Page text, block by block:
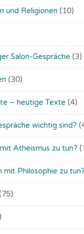
und Religionen (10)
Salon-Gespräche (3)
(30)
– heutige Texte (4)
wichtig sind?
Atheismus zu tun?
mit Philosophie zu tun?